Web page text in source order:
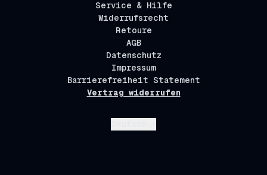
Service & Hilfe
Widerrufsrecht
Retoure
AGB
Datenschutz
Impressum
Barrierefreiheit Statement
Vertrag widerrufen